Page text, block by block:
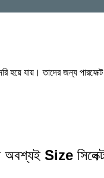
হয়ে যায়। তাদের জন্য
অবশ্যইSize